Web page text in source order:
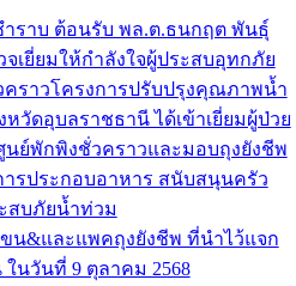
ำราบ ต้อนรับ พล.ต.ธนกฤต พันธุ์
จเยี่ยมให้กำลังใจผู้ประสบอุทกภัย
ราวโครงการปรับปรุงคุณภาพน้ำ
หวัดอุบลราชธานี ได้เข้าเยี่ยมผู้ป่วย
นย์พักพิงชั่วคราวและมอบถุงยังชีพ
รประกอบอาหาร สนับสนุนครัว
สบภัยน้ำท่วม
น&และแพคถุงยังชีพ ที่นำไว้แจก
นวันที่ 9 ตุลาคม 2568